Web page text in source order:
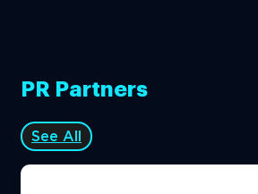
กล้องค่อย ๆ…
PR Partners
See All